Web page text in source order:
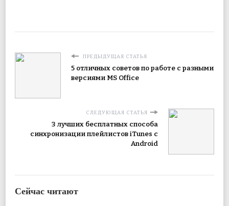
ПРЕДЫДУЩАЯ СТАТЬЯ
5 отличных советов по работе с разными
версиями MS Office
СЛЕДУЮЩАЯ СТАТЬЯ
3 лучших бесплатных способа
синхронизации плейлистов iTunes с
Android
Сейчас читают